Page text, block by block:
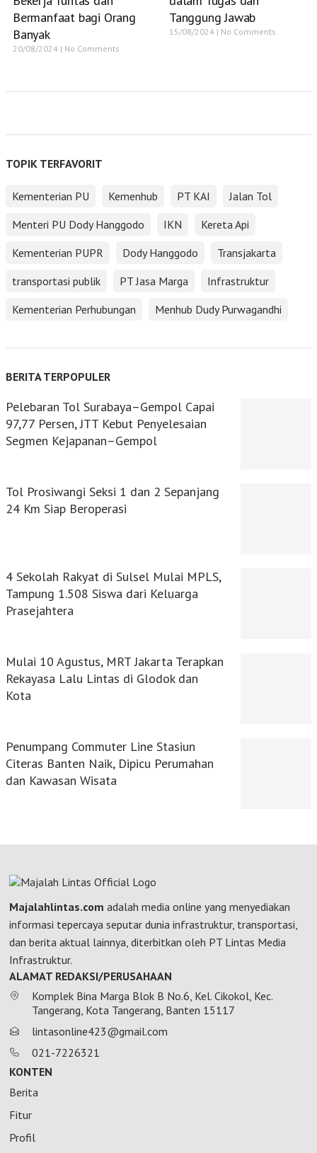
Bermanfaat bagi Orang
Banyak
20/08/2024 No Comments
Tanggung Jawab
15/08/2024 No Comments
TOPIK TERFAVORIT
Kementerian PU Kemenhub PT KAI
Jalan Tol
Menteri PU Dody Hanggodo
IKN
Kereta Api
Kementerian PUPR
Dody Hanggodo
Transjakarta
transportasi publik
PT Jasa Marga
Infrastruktur
Kementerian Perhubungan
Menhub Dudy Purwagandhi
BERITA TERPOPULER
Pelebaran Tol Surabaya–Gempol Capai
97,77 Persen, JTT Kebut Penyelesaian
Segmen Kejapanan–Gempol
Tol Prosiwangi Seksi 1 dan 2 Sepanjang
24 Km Siap Beroperasi
4 Sekolah Rakyat di Sulsel Mulai MPLS,
Tampung 1.508 Siswa dari Keluarga
Prasejahtera
Mulai 10 Agustus, MRT Jakarta Terapkan
Rekayasa Lalu Lintas di Glodok dan
Kota
Penumpang Commuter Line Stasiun
Citeras Banten Naik, Dipicu Perumahan
dan Kawasan Wisata
Majalahlintas.com adalah media online yang menyediakan
informasi tepercaya seputar dunia infrastruktur, transportasi,
dan berita aktual lainnya, diterbitkan oleh PT Lintas Media
Infrastruktur.
ALAMAT REDAKSI/PERUSAHAAN
Komplek Bina Marga Blok B No.6, Kel. Cikokol, Kec.
Tangerang, Kota Tangerang, Banten 15117
lintasonline423@gmail.com
021-7226321
KONTEN
Berita
Fitur
Profil